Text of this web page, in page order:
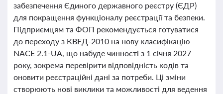
забезпечення Єдиного державного реєстру (ЄДР)
для покращення функціоналу реєстрації та безпеки.
Підприємцям та ФОП рекомендується готуватися
до переходу з КВЕД-2010 на нову класифікацію
NACE 2.1-UA, що набуде чинності з 1 січня 2027
року, зокрема перевірити відповідність кодів та
оновити реєстраційні дані за потреби. Ці зміни
створюють нові виклики та можливості для ведення